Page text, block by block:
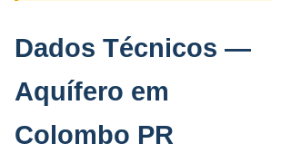
Dados Técnicos —
Aquífero em
Colombo PR